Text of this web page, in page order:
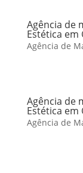
Agência de
Estética em
Agência de
Agência de
Estética
Agência de